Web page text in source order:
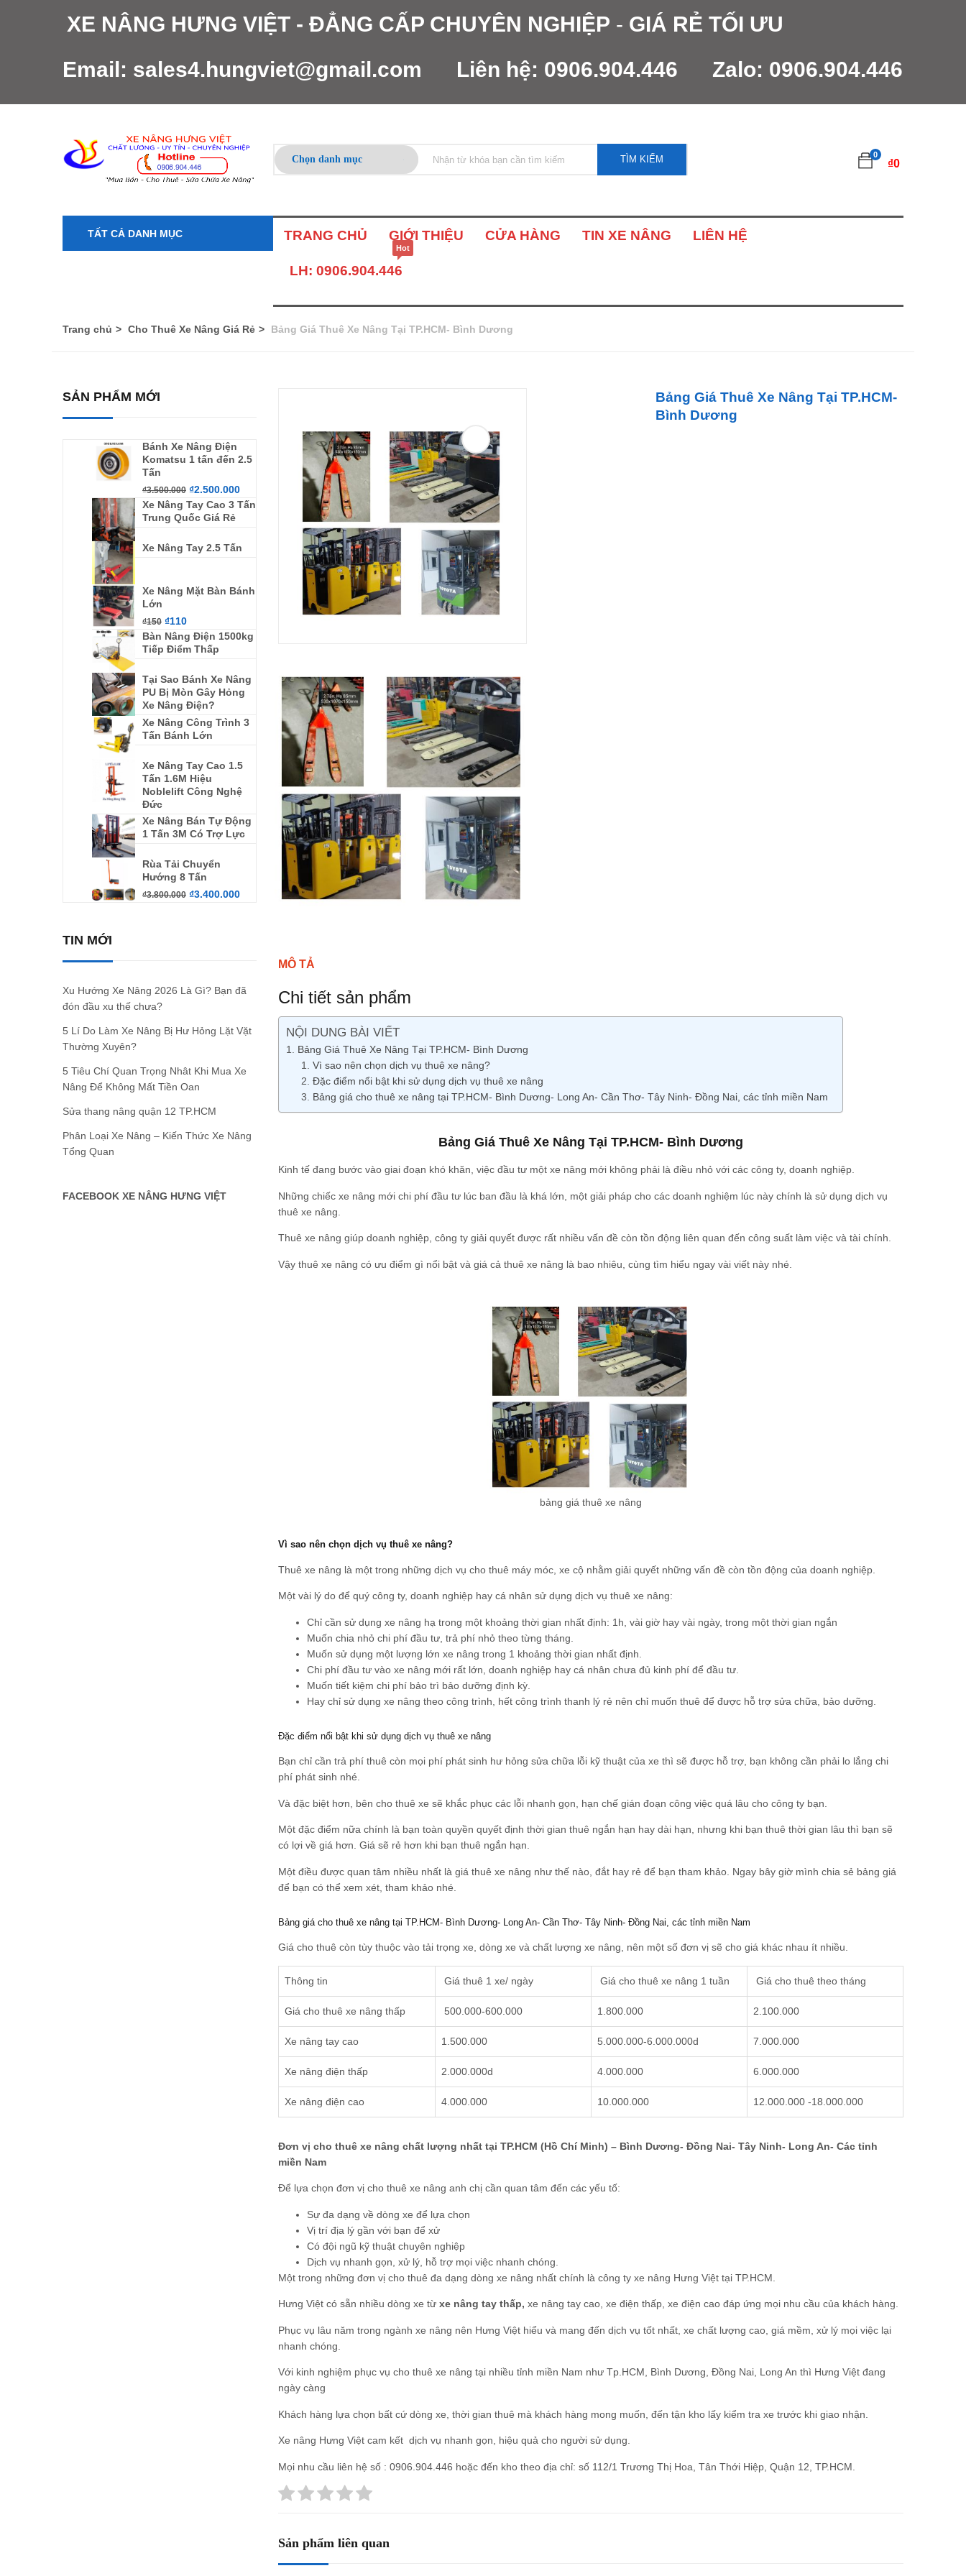
XE NÂNG HƯNG VIỆT - ĐẲNG CẤP CHUYÊN NGHIỆP - GIÁ RẺ TỐI ƯU
Email: sales4.hungviet@gmail.com Liên hệ: 0906.904.446 Zalo: 0906.904.446
TÌM KIẾM 0
₫0
TẤT CẢ DANH MỤC TRANG CHỦ GIỚI THIỆU CỬA HÀNG TIN XE NÂNG LIÊN HỆ
LH: 0906.904.446
Hot
Trang chủ Cho Thuê Xe Nâng Giá Rẻ Bảng Giá Thuê Xe Nâng Tại TP.HCM- Bình Dương
SẢN PHẨM MỚI
Bánh Xe Nâng Điện
Komatsu 1 tấn đến 2.5
Tấn
₫3.500.000 ₫2.500.000
Xe Nâng Tay Cao 3 Tấn
Trung Quốc Giá Rẻ
Xe Nâng Tay 2.5 Tấn
Xe Nâng Mặt Bàn Bánh
Lớn
₫150 ₫110
Bàn Nâng Điện 1500kg
Tiếp Điểm Thấp
Tại Sao Bánh Xe Nâng
PU Bị Mòn Gây Hỏng
Xe Nâng Điện?
Xe Nâng Công Trình 3
Tấn Bánh Lớn
Xe Nâng Tay Cao 1.5
Tấn 1.6M Hiệu
Noblelift Công Nghệ
Đức
Xe Nâng Bán Tự Động
1 Tấn 3M Có Trợ Lực
Rùa Tải Chuyển
Hướng 8 Tấn
₫3.800.000 ₫3.400.000
TIN MỚI
Xu Hướng Xe Nâng 2026 Là Gì? Bạn đã
đón đầu xu thế chưa?
5 Lí Do Làm Xe Nâng Bị Hư Hỏng Lặt Vặt
Thường Xuyên?
5 Tiêu Chí Quan Trọng Nhât Khi Mua Xe
Nâng Để Không Mất Tiền Oan
Sửa thang nâng quận 12 TP.HCM
Phân Loại Xe Nâng – Kiến Thức Xe Nâng
Tổng Quan
FACEBOOK XE NÂNG HƯNG VIỆT
Bảng Giá Thuê Xe Nâng Tại TP.HCM-
Bình Dương
MÔ TẢ
Chi tiết sản phẩm
NỘI DUNG BÀI VIẾT
Bảng Giá Thuê Xe Nâng Tại TP.HCM- Bình Dương
Vì sao nên chọn dịch vụ thuê xe nâng?
Đặc điểm nổi bật khi sử dụng dịch vụ thuê xe nâng
Bảng giá cho thuê xe nâng tại TP.HCM- Bình Dương- Long An- Cần Thơ- Tây Ninh- Đồng Nai, các tỉnh miền Nam
Bảng Giá Thuê Xe Nâng Tại TP.HCM- Bình Dương
Kinh tế đang bước vào giai đoạn khó khăn, việc đầu tư một xe nâng mới không phải là điều nhỏ với các công ty, doanh nghiệp.
Những chiếc xe nâng mới chi phí đầu tư lúc ban đầu là khá lớn, một giải pháp cho các doanh nghiệm lúc này chính là sử dụng dịch vụ
thuê xe nâng.
Thuê xe nâng giúp doanh nghiệp, công ty giải quyết được rất nhiều vấn đề còn tồn động liên quan đến công suất làm việc và tài chính.
Vậy thuê xe nâng có ưu điểm gì nổi bật và giá cả thuê xe nâng là bao nhiêu, cùng tìm hiểu ngay vài viết này nhé.
bảng giá thuê xe nâng
Vì sao nên chọn dịch vụ thuê xe nâng?
Thuê xe nâng là một trong những dịch vụ cho thuê máy móc, xe cộ nhằm giải quyết những vấn đề còn tồn động của doanh nghiệp.
Một vài lý do để quý công ty, doanh nghiệp hay cá nhân sử dụng dịch vụ thuê xe nâng:
Chỉ cần sử dụng xe nâng hạ trong một khoảng thời gian nhất định: 1h, vài giờ hay vài ngày, trong một thời gian ngắn
Muốn chia nhỏ chi phí đầu tư, trả phí nhỏ theo từng tháng.
Muốn sử dụng một lượng lớn xe nâng trong 1 khoảng thời gian nhất định.
Chi phí đầu tư vào xe nâng mới rất lớn, doanh nghiệp hay cá nhân chưa đủ kinh phí để đầu tư.
Muốn tiết kiệm chi phí bảo trì bảo dưỡng định kỳ.
Hay chỉ sử dụng xe nâng theo công trình, hết công trình thanh lý rẻ nên chỉ muốn thuê để được hỗ trợ sửa chữa, bảo dưỡng.
Đặc điểm nổi bật khi sử dụng dịch vụ thuê xe nâng
Bạn chỉ cần trả phí thuê còn mọi phí phát sinh hư hỏng sửa chữa lỗi kỹ thuật của xe thì sẽ được hỗ trợ, bạn không cần phải lo lắng chi
phí phát sinh nhé.
Và đặc biệt hơn, bên cho thuê xe sẽ khắc phục các lỗi nhanh gọn, hạn chế gián đoạn công việc quá lâu cho công ty bạn.
Một đặc điểm nữa chính là bạn toàn quyền quyết định thời gian thuê ngắn hạn hay dài hạn, nhưng khi bạn thuê thời gian lâu thì bạn sẽ
có lợi về giá hơn. Giá sẽ rẻ hơn khi bạn thuê ngắn hạn.
Một điều được quan tâm nhiều nhất là giá thuê xe nâng như thế nào, đắt hay rẻ để bạn tham khảo. Ngay bây giờ mình chia sẻ bảng giá
để bạn có thể xem xét, tham khảo nhé.
Bảng giá cho thuê xe nâng tại TP.HCM- Bình Dương- Long An- Cần Thơ- Tây Ninh- Đồng Nai, các tỉnh miền Nam
Giá cho thuê còn tùy thuộc vào tải trọng xe, dòng xe và chất lượng xe nâng, nên một số đơn vị sẽ cho giá khác nhau ít nhiều.
Thông tin Giá thuê 1 xe/ ngày Giá cho thuê xe nâng 1 tuần Giá cho thuê theo tháng
Giá cho thuê xe nâng thấp 500.000-600.000 1.800.000 2.100.000
Xe nâng tay cao 1.500.000 5.000.000-6.000.000d 7.000.000
Xe nâng điện thấp 2.000.000d 4.000.000 6.000.000
Xe nâng điện cao 4.000.000 10.000.000 12.000.000 -18.000.000
Đơn vị cho thuê xe nâng chất lượng nhất tại TP.HCM (Hồ Chí Minh) – Bình Dương- Đồng Nai- Tây Ninh- Long An- Các tỉnh
miền Nam
Để lựa chọn đơn vị cho thuê xe nâng anh chị cần quan tâm đến các yếu tố:
Sự đa dạng về dòng xe để lựa chọn
Vị trí địa lý gần với bạn để xử
Có đội ngũ kỹ thuật chuyên nghiệp
Dịch vụ nhanh gọn, xử lý, hỗ trợ mọi việc nhanh chóng.
Một trong những đơn vị cho thuê đa dạng dòng xe nâng nhất chính là công ty xe nâng Hưng Việt tại TP.HCM.
Hưng Việt có sẵn nhiều dòng xe từ xe nâng tay thấp, xe nâng tay cao, xe điện thấp, xe điện cao đáp ứng mọi nhu cầu của khách hàng.
Phục vụ lâu năm trong ngành xe nâng nên Hưng Việt hiểu và mang đến dịch vụ tốt nhất, xe chất lượng cao, giá mềm, xử lý mọi việc lại
nhanh chóng.
Với kinh nghiệm phục vụ cho thuê xe nâng tại nhiều tỉnh miền Nam như Tp.HCM, Bình Dương, Đồng Nai, Long An thì Hưng Việt đang
ngày càng
Khách hàng lựa chọn bất cứ dòng xe, thời gian thuê mà khách hàng mong muốn, đến tận kho lấy kiểm tra xe trước khi giao nhận.
Xe nâng Hưng Việt cam kết dịch vụ nhanh gọn, hiệu quả cho người sử dụng.
Mọi nhu cầu liên hệ số : 0906.904.446 hoặc đến kho theo địa chỉ: số 112/1 Trương Thị Hoa, Tân Thới Hiệp, Quận 12, TP.HCM.
Sản phẩm liên quan